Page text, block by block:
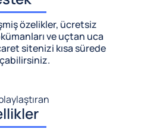
özelikler, ücretsiz
ve uçtan uca
sitenizi kısa sürede